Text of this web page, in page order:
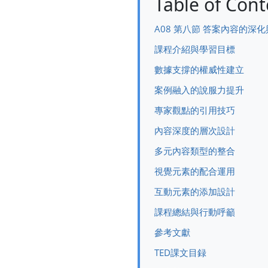
A08 第八節 答案內容的深
課程介紹與學習目標
數據支撐的權威性建立
案例融入的說服力提升
專家觀點的引用技巧
內容深度的層次設計
多元內容類型的整合
視覺元素的配合運用
互動元素的添加設計
課程總結與行動呼籲
參考文獻
TED課文目録